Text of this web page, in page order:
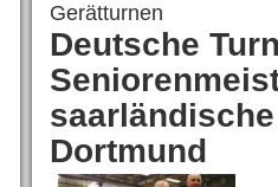
Gerätturnen
Deutsche
Dortmund